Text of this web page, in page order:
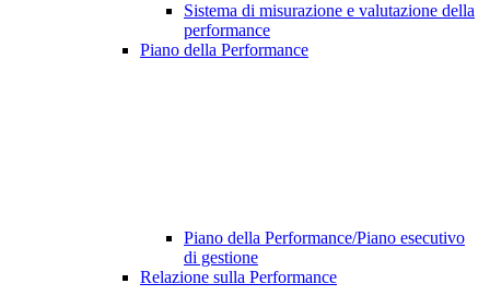
Sistema di misurazione e valutazione della
performance
Piano della Performance
Piano della Performance/Piano esecutivo
di gestione
Relazione sulla Performance